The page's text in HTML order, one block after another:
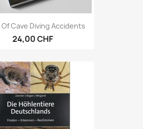
Cave Diving Accidents
24,00 CHF